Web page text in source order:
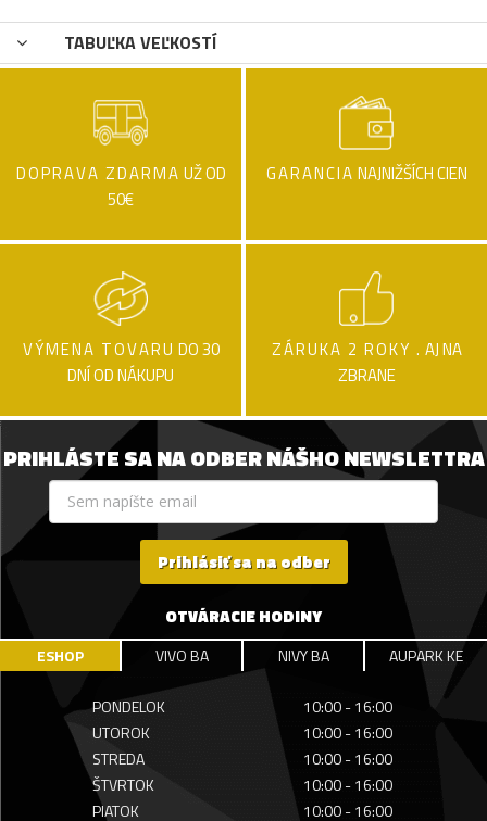
TABUĽKA VEĽKOSTÍ
DOPRAVA ZDARMA UŽ OD
50€
GARANCIA NAJNIŽŠÍCH CIEN
VÝMENA TOVARU DO 30
DNÍ OD NÁKUPU
ZÁRUKA 2 ROKY . AJ NA
ZBRANE
PRIHLÁSTE SA NA ODBER NÁŠHO NEWSLETTRA
Prihlásiť sa na odber
OTVÁRACIE HODINY
ESHOP VIVO BA NIVY BA AUPARK KE
PONDELOK
10:00 - 16:00
UTOROK
10:00 - 16:00
STREDA
10:00 - 16:00
ŠTVRTOK
10:00 - 16:00
PIATOK
10:00 - 16:00